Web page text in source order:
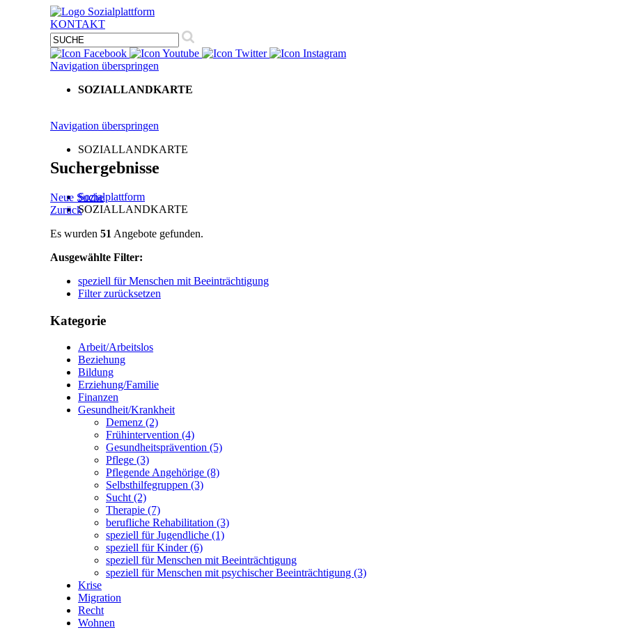
KONTAKT
Navigation überspringen
SOZIALLANDKARTE
Navigation überspringen
SOZIALLANDKARTE
Sozialplattform
SOZIALLANDKARTE
Suchergebnisse
Neue Suche
Zurück
Es wurden 51 Angebote gefunden.
Ausgewählte Filter:
speziell für Menschen mit Beeinträchtigung
Filter zurücksetzen
Kategorie
Arbeit/Arbeitslos
Beziehung
Bildung
Erziehung/Familie
Finanzen
Gesundheit/Krankheit
Demenz (2)
Frühintervention (4)
Gesundheitsprävention (5)
Pflege (3)
Pflegende Angehörige (8)
Selbsthilfegruppen (3)
Sucht (2)
Therapie (7)
berufliche Rehabilitation (3)
speziell für Jugendliche (1)
speziell für Kinder(6)
speziell für Menschen mit Beeinträchtigung
speziell für Menschen mit psychischer Beeinträchtigung (3)
Krise
Migration
Recht
Wohnen